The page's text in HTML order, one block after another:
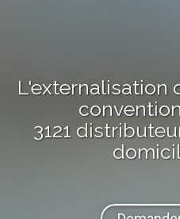
L'externalisation
3121